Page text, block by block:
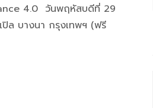
4.0 วันพฤหัสบดีที่ 29
ล บางนา กรุงเทพฯ (ฟรี